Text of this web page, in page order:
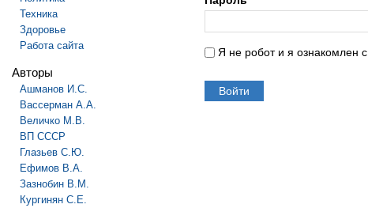
Техника
Здоровье
Работа сайта
Авторы
Ашманов И.С.
Вассерман А.А.
Величко М.В.
ВП СССР
Глазьев С.Ю.
Ефимов В.А.
Зазнобин В.М.
Кургинян С.Е.
Я не робот и я ознакомлен с